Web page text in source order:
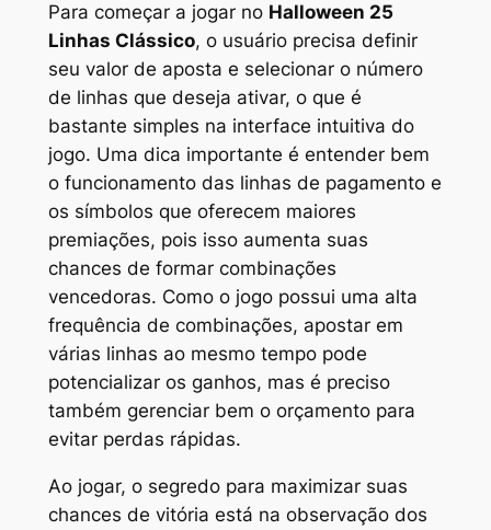
Para começar a jogar no Halloween 25
Linhas Clássico, o usuário precisa definir
seu valor de aposta e selecionar o número
de linhas que deseja ativar, o que é
bastante simples na interface intuitiva do
jogo. Uma dica importante é entender bem
o funcionamento das linhas de pagamento e
os símbolos que oferecem maiores
premiações, pois isso aumenta suas
chances de formar combinações
vencedoras. Como o jogo possui uma alta
frequência de combinações, apostar em
várias linhas ao mesmo tempo pode
potencializar os ganhos, mas é preciso
também gerenciar bem o orçamento para
evitar perdas rápidas.
Ao jogar, o segredo para maximizar suas
chances de vitória está na observação dos